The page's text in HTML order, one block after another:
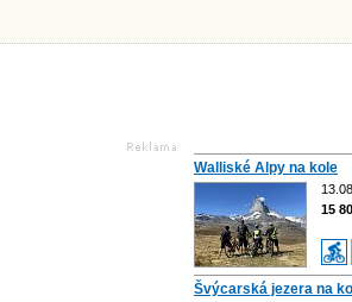
Walliské Alpy na kole
15
Švýcarská jezera na